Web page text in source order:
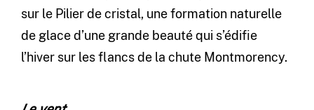
sur le Pilier de cristal, une formation naturelle
de glace d’une grande beauté qui s’édifie
l’hiver sur les flancs de la chute Montmorency.